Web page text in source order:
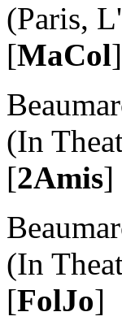
(Paris,
[MaCol]
(In
[2Amis]
(In
[FolJo]